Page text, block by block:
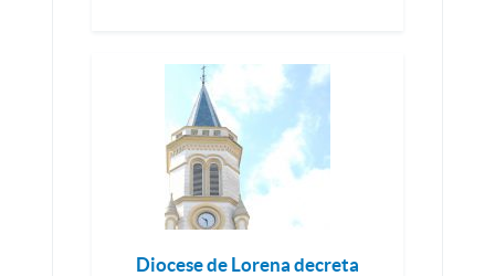
Diocese de Lorena decreta